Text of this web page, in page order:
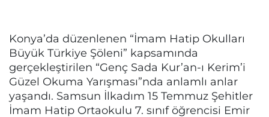
Konya’da düzenlenen “İmam Hatip Okulları
Büyük Türkiye Şöleni” kapsamında
gerçekleştirilen “Genç Sada Kur’an-ı Kerim’i
Güzel Okuma Yarışması”nda anlamlı anlar
yaşandı. Samsun İlkadım 15 Temmuz Şehitler
İmam Hatip Ortaokulu 7. sınıf öğrencisi Emir